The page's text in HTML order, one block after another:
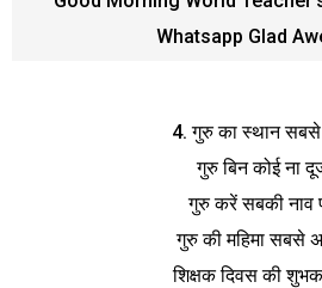
Whatsapp Glad
4. गुरु का स्थान
गुरु बिन कोई ना
गुरु करें सबकी नाव
गुरु की महिमा सबसे
शिक्षक दिवस की